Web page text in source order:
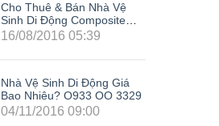
Thơ, Bình Dương, Đồng
Nai, Bà Rịa - Vũng Tàu, Tây
Ninh, Bình Phước, Lâm
Giang,...
Cho Thuê & Bán Nhà Vệ
Sinh Di Động Composite
Giá Rẻ TPX - Siêu Khuyến
LH0933003329
16/08/2016 05:39
Nhà Vệ Sinh Di Động Giá
Bao Nhiêu? O933 OO 3329
04/11/2016 09:00